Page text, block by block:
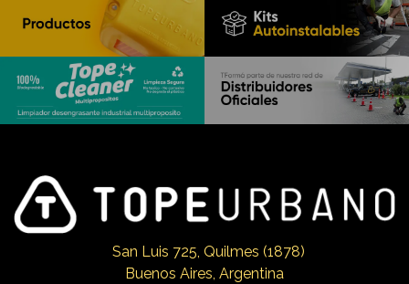
San Luis 725, Quilmes (1878)
Buenos Aires, Argentina